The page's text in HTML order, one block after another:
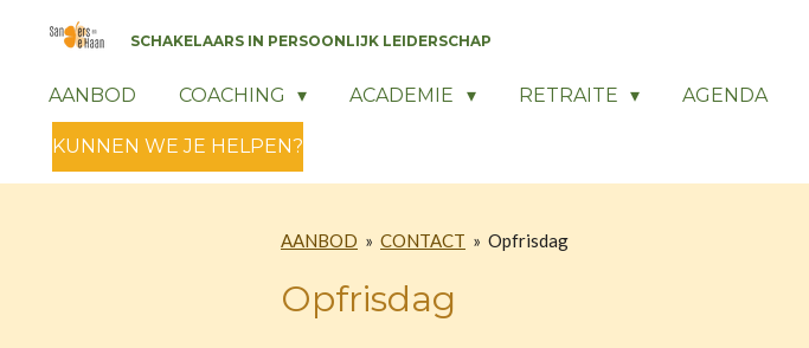
hoofdinhoud
SCHAKELAARS IN PERSOONLIJK LEIDERSCHAP
AANBOD COACHING ACADEMIE RETRAITE AGENDA
KUNNEN WE JE HELPEN?
AANBOD » CONTACT » Opfrisdag
Opfrisdag